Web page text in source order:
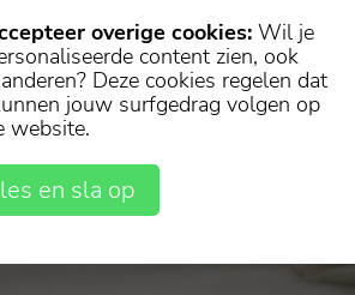
overige cookies: Wil je
content zien, ook
Deze cookies regelen dat
jouw surfgedrag volgen op
website.
en sla op